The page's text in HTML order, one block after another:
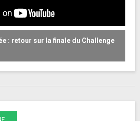
: retour sur la finale du Challenge